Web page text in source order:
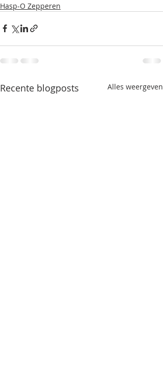
Hasp-O Zepperen
Recente blogposts Alles weergeven